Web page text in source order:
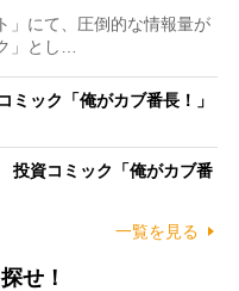
にて、圧倒的な情報量が
」とし…
ック「俺がカブ番長！」
資コミック「俺がカブ番
一覧を見る
せ！